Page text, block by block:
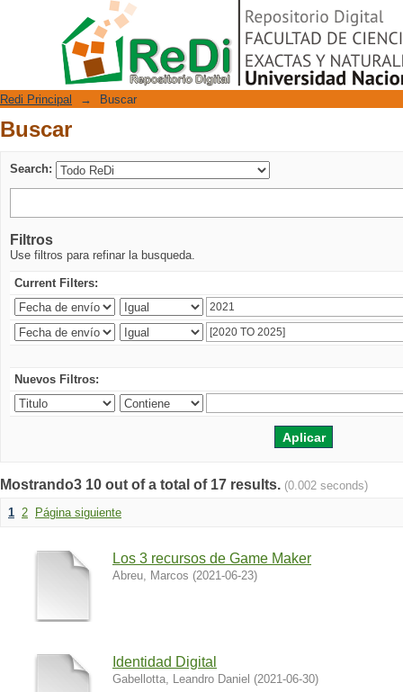
Repositorio Digital
Redi Principal → Buscar
Buscar
Search:
Filtros
Use filtros para refinar la busqueda.
Current Filters:
Nuevos Filtros:
Mostrando3 10 out of a total of 17 results. (0.002 seconds)
1 2 Página siguiente
Los 3 recursos de Game Maker
Abreu, Marcos (2021-06-23)
Identidad Digital
Gabellotta, Leandro Daniel (2021-06-30)